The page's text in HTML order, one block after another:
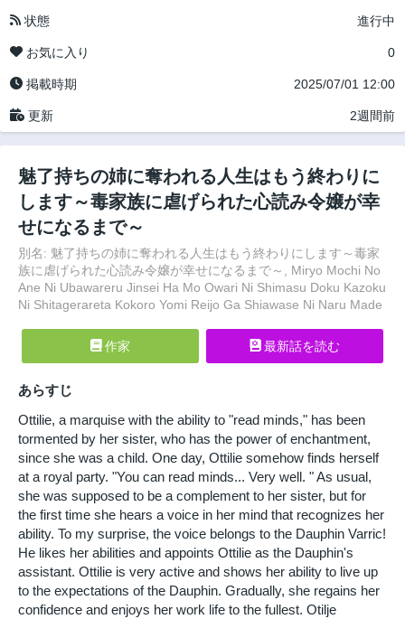
状態 進行中
お気に入り 0
掲載時期 2025/07/01 12:00
更新 2週間前
魅了持ちの姉に奪われる人生はもう終わりに
します～毒家族に虐げられた心読み令嬢が幸
せになるまで～
別名: 魅了持ちの姉に奪われる人生はもう終わりにします～毒家
族に虐げられた心読み令嬢が幸せになるまで～, Miryo Mochi No
Ane Ni Ubawareru Jinsei Ha Mo Owari Ni Shimasu Doku Kazoku
Ni Shitagerareta Kokoro Yomi Reijo Ga Shiawase Ni Naru Made
作家 最新話を読む
あらすじ
Ottilie, a marquise with the ability to "read minds," has been
tormented by her sister, who has the power of enchantment,
since she was a child. One day, Ottilie somehow finds herself
at a royal party. "You can read minds... Very well. " As usual,
she was supposed to be a complement to her sister, but for
the first time she hears a voice in her mind that recognizes her
ability. To my surprise, the voice belongs to the Dauphin Varric!
He likes her abilities and appoints Ottilie as the Dauphin's
assistant. Ottilie is very active and shows her ability to live up
to the expectations of the Dauphin. Gradually, she regains her
confidence and enjoys her work life to the fullest. Otilje